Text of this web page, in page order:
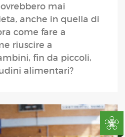
mai
anche in quella di
come fare a
riuscire a
fin da piccoli,
alimentari?